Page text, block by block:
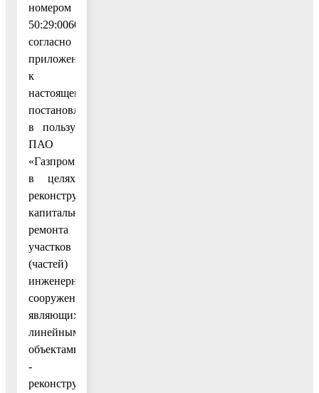
номером
50:29:0060223:610
согласно
приложению
к
настоящему
постановлению,
в пользу
ПАО
«Газпром»,
в целях
реконструкции,
капитального
ремонта
участков
(частей)
инженерных
сооружений,
являющихся
линейными
объектами
-
реконструкция